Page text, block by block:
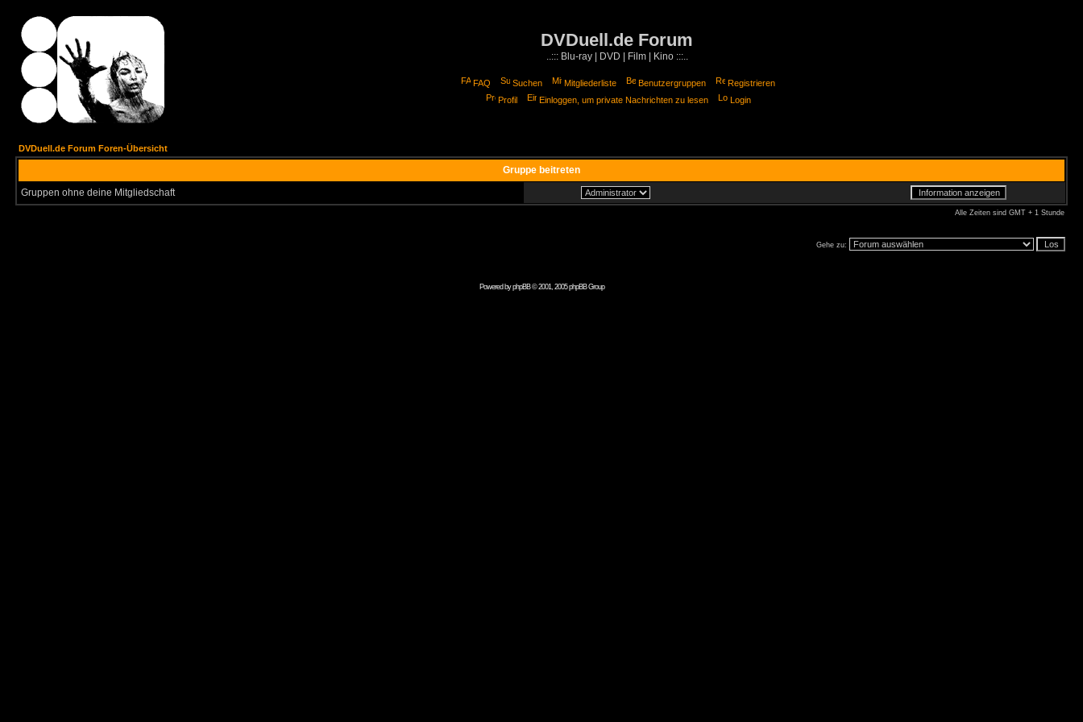
DVDuell.de Forum
..::: Blu-ray | DVD | Film | Kino :::..
FAQ Suchen Mitgliederliste Benutzergruppen
Registrieren
Profil
Einloggen, um private Nachrichten zu lesen Login
DVDuell.de Forum Foren-Übersicht
Gruppe beitreten
Gruppen ohne deine Mitgliedschaft
Alle Zeiten sind GMT + 1 Stunde
Gehe zu:
Powered byphpBB© 2001, 2005 phpBB Group